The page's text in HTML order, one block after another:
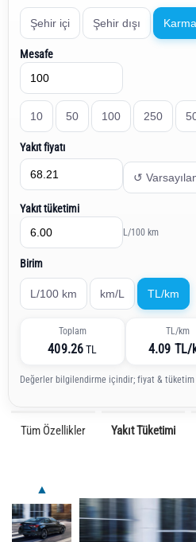
Şehir içi Şehir dışı Karma
Mesafe
10 50 100 250
Yakıt fiyatı
↺
Yakıt tüketimi
L/100 km
Birim
L/100 km km/L TL/km
Toplam
409.26TL
TL/km
4.09 TL/
Değerler bilgilendirme içindir; fiyat &
Tüm Özellikler Yakıt Tüketimi
▲